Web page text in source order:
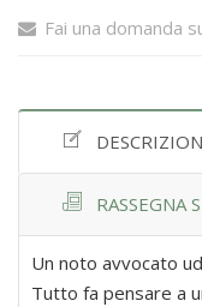
Fai una domanda
RASSEGNA
Un noto avvocato
Tutto fa pensare a